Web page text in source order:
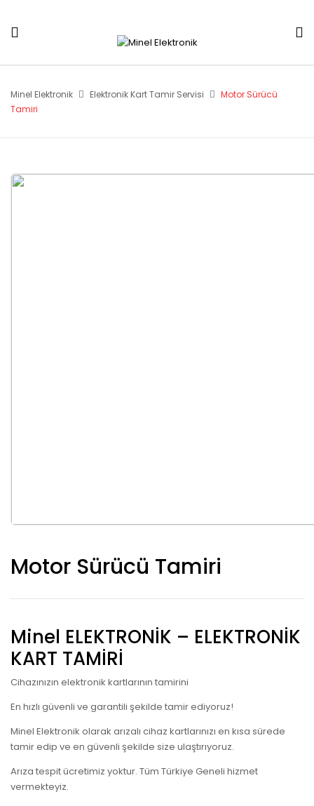
Minel Elektronik Elektronik Kart Tamir Servisi
Motor Sürücü
Tamiri
Motor Sürücü Tamiri
Minel ELEKTRONİK – ELEKTRONİK
KART TAMİRİ
Cihazınızın elektronik kartlarının tamirini
En hızlı güvenli ve garantili şekilde tamir ediyoruz!
Minel Elektronik olarak arızalı cihaz kartlarınızı en kısa sürede
tamir edip ve en güvenli şekilde size ulaştırıyoruz.
Arıza tespit ücretimiz yoktur. Tüm Türkiye Geneli hizmet
vermekteyiz.